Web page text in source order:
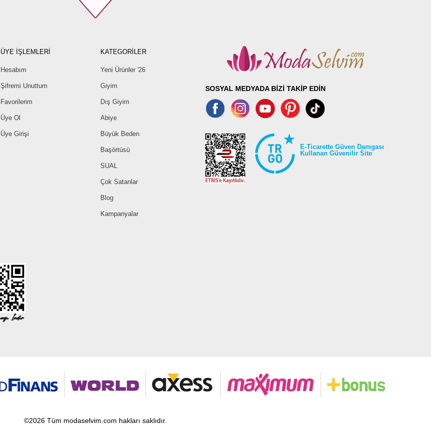
ÜYE İŞLEMLERİ
Hesabım
Şifremi Unuttum
Favorilerim
Üye Ol
Üye Girişi
KATEGORİLER
Yeni Ürünler '26
Giyim
Dış Giyim
Abiye
Büyük Beden
Başörtüsü
SUAL
Çok Satanlar
Blog
Kampanyalar
SOSYAL MEDYADA BİZİ TAKİP EDİN
E-Ticarette Güven Damgası
Kullanan Güvenilir Site
©2026 Tüm modaselvim.com hakları saklıdır.